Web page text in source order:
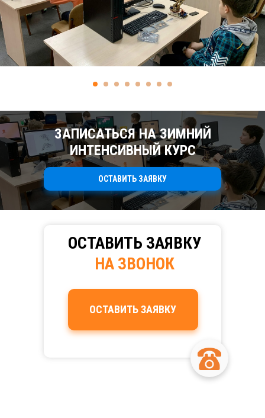
ЗАПИСАТЬСЯ НА ЗИМНИЙ
ИНТЕНСИВНЫЙ КУРС
ОСТАВИТЬ ЗАЯВКУ
ОСТАВИТЬ ЗАЯВКУ
НА ЗВОНОК
ОСТАВИТЬ ЗАЯВКУ